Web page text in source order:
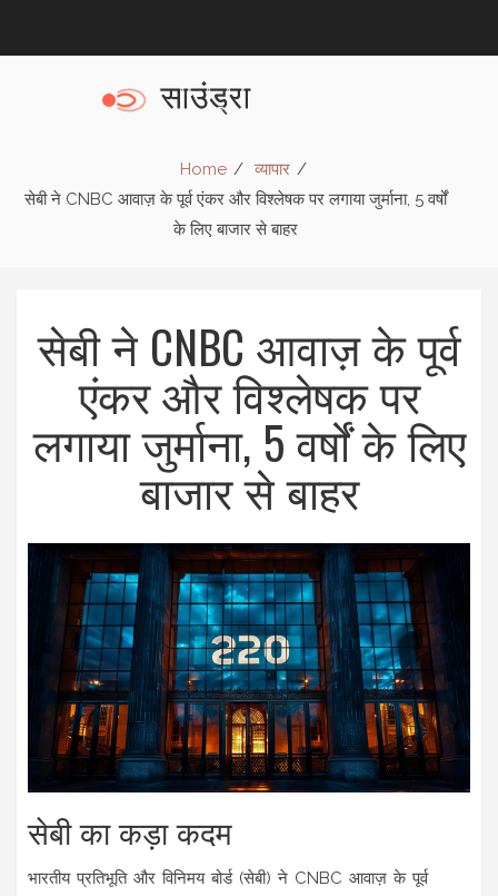
Home
व्यापार
सेबी ने CNBC आवाज़ के पूर्व एंकर और विश्लेषक पर लगाया जुर्माना, 5 वर्षों
के लिए बाजार से बाहर
सेबी ने CNBC आवाज़ के पूर्व
एंकर और विश्लेषक पर
लगाया जुर्माना, 5 वर्षों के लिए
बाजार से बाहर
सेबी का कड़ा कदम
भारतीय प्रतिभूति और विनिमय बोर्ड (सेबी) ने CNBC आवाज़ के पूर्व